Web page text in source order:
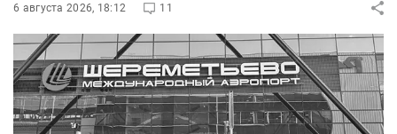
6 августа 2026, 18:12 11